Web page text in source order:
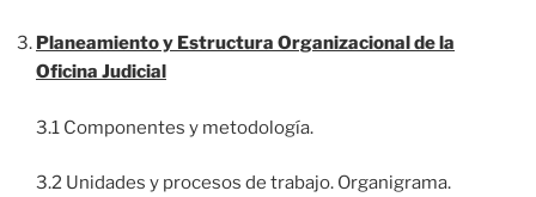
Planeamiento y Estructura Organizacional de la
Oficina Judicial
3.1 Componentes y metodología.
3.2 Unidades y procesos de trabajo. Organigrama.